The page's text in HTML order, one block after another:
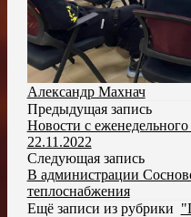
Александр Махнач
Предыдущая запись
Новости с
22.11.2022
Следующая запись
В администрации
теплоснабжения
Ещё записи из рубрики